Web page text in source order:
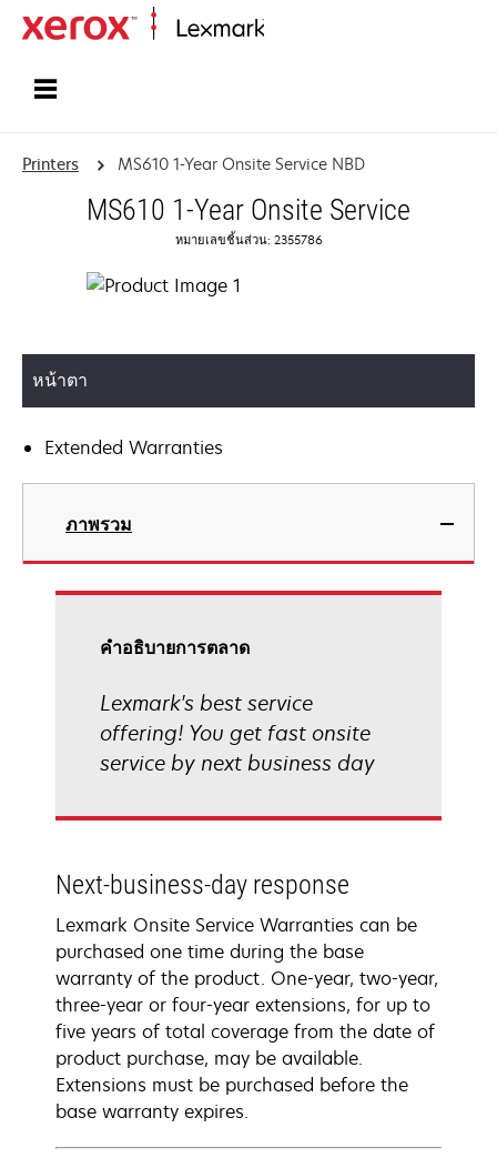
Printers MS610 1-Year Onsite Service NBD
MS610 1-Year Onsite Service
หมายเลขชิ้นส่วน: 2355786
หน้าตา
Extended Warranties
ภาพรวม
คําอธิบายการตลาด
Lexmark's best service
offering! You get fast onsite
service by next business day
Next-business-day response
Lexmark Onsite Service Warranties can be
purchased one time during the base
warranty of the product. One-year, two-year,
three-year or four-year extensions, for up to
five years of total coverage from the date of
product purchase, may be available.
Extensions must be purchased before the
base warranty expires.